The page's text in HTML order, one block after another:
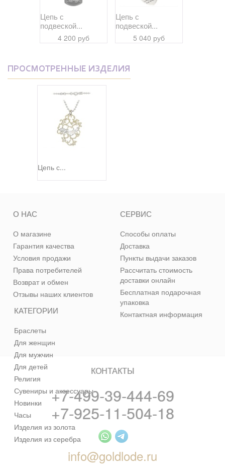
Цепь с
подвеской...
4 200 руб
Цепь с
подвеской...
5 040 руб
ПРОСМОТРЕННЫЕ ИЗДЕЛИЯ
Цепь с...
КАТЕГОРИИ
Браслеты
Для женщин
Для мужчин
Для детей
Религия
Сувениры и аксессуары
Новинки
Часы
Изделия из золота
Изделия из серебра
О НАС
О магазине
Гарантия качества
Условия продажи
Права потребителей
Возврат и обмен
Отзывы наших клиентов
СЕРВИС
Способы оплаты
Доставка
Пункты выдачи заказов
Рассчитать стоимость
доставки онлайн
Бесплатная подарочная
упаковка
Контактная информация
КОНТАКТЫ
+7-499-39-444-69
+7-925-11-504-18
info@goldlode.ru